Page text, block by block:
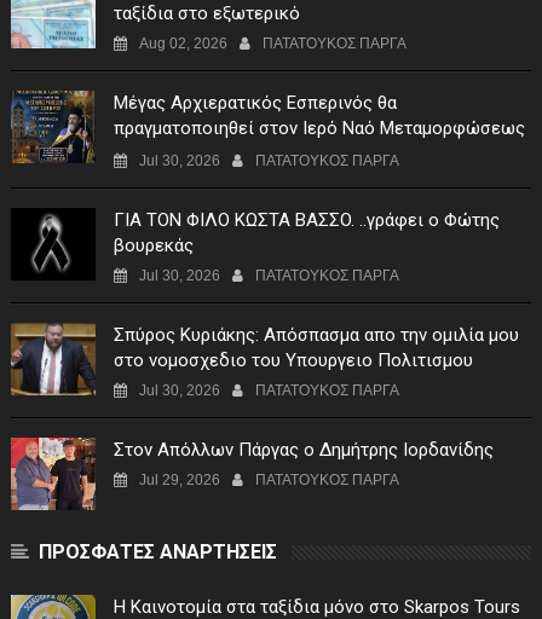
ταξίδια στο εξωτερικό
Aug 02, 2026 ΠΑΤΑΤΟΥΚΟΣ ΠΑΡΓΑ
Μέγας Αρχιερατικός Εσπερινός θα
πραγματοποιηθεί στον Ιερό Ναό Μεταμορφώσεως
του Σωτήρος Σταυροχωρίου στης 5 Αυγούστου
Jul 30, 2026 ΠΑΤΑΤΟΥΚΟΣ ΠΑΡΓΑ
ΓIA TON ΦIΛO KΩΣTA BAΣΣO. ..γράφει ο Φώτης
βουρεκάς
Jul 30, 2026 ΠΑΤΑΤΟΥΚΟΣ ΠΑΡΓΑ
Σπύρος Κυριάκης: Απόσπασμα απο την ομιλία μου
στο νομοσχεδιο του Υπουργειο Πολιτισμου
Jul 30, 2026 ΠΑΤΑΤΟΥΚΟΣ ΠΑΡΓΑ
Στον Απόλλων Πάργας ο Δημήτρης Ιορδανίδης
Jul 29, 2026 ΠΑΤΑΤΟΥΚΟΣ ΠΑΡΓΑ
ΠΡΟΣΦΑΤΕΣ ΑΝΑΡΤΗΣΕΙΣ
Η Καινοτομία στα ταξίδια μόνο στο Skarpos Tours